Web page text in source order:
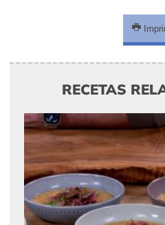
RECETAS